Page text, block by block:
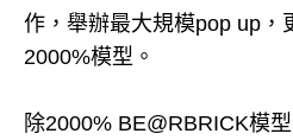
作，舉辦最大規模pop up，
2000%模型。
除2000% BE@RBRICK模